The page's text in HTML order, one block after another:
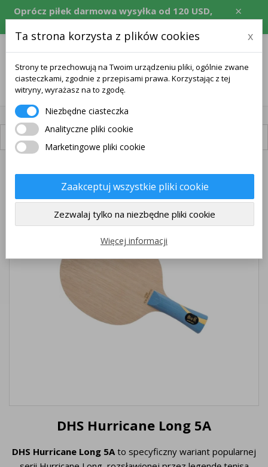
×
Oprócz piłek darmowa wysyłka od 120 USD,
równowartość w CZK, EUR, PLN, RON.
Dostępna dostawa
DHS Hurricane Long 5A
DHS Hurricane Long 5Ato specyficzny wariant popularnej
Ta strona korzysta z plików cookies x
Strony te przechowują na Twoim urządzeniu pliki, ogólnie zwane
ciasteczkami, zgodnie z przepisami prawa. Korzystając z tej
witryny, wyrażasz na to zgodę.
Niezbędne ciasteczka
Analityczne pliki cookie
Marketingowe pliki cookie
Zaakceptuj wszystkie pliki cookie
Zezwalaj tylko na niezbędne pliki cookie
Więcej informacji